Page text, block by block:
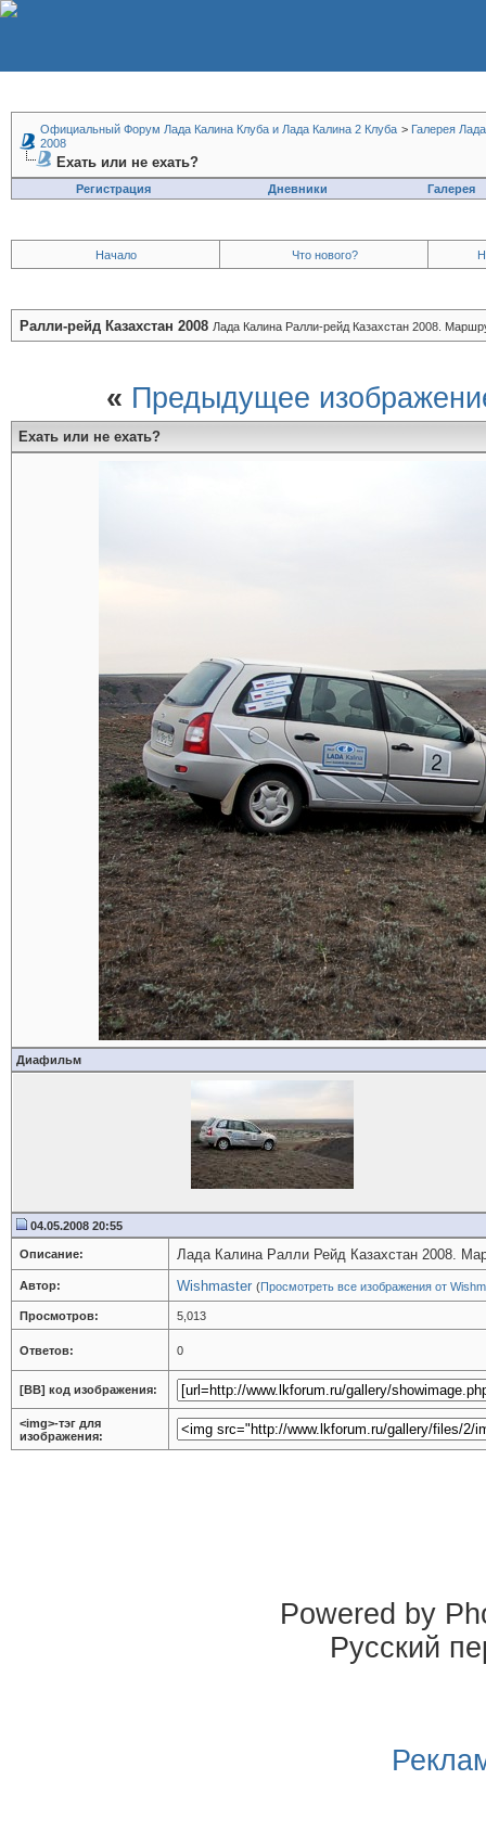
Официальный Форум Лада Калина Клуба и Лада Калина 2 Клуба > Галерея
2008
Ехать или не ехать?
Регистрация Дневники Галерея
Начало Что нового?
Ралли-рейд Казахстан 2008 Лада Калина Ралли-рейд Казахстан 2008.
« Предыдущее
Ехать или не ехать?
Диафильм
04.05.2008 20:55
Описание: Лада Калина Ралли Рейд Казахстан 2008.
Автор: Wishmaster (Просмотреть все изображения от
Просмотров: 5,013
Ответов: 0
[BB] код изображения:
<img>-тэг для
изображения:
Powered by
Русский